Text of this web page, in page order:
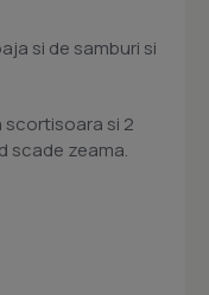
si de samburi si
scortisoara si 2
scade zeama.